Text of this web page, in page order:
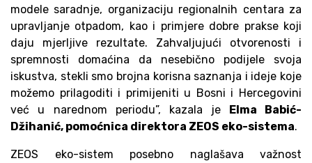
modele saradnje, organizaciju regionalnih centara za
upravljanje otpadom, kao i primjere dobre prakse koji
daju mjerljive rezultate. Zahvaljujući otvorenosti i
spremnosti domaćina da nesebično podijele svoja
iskustva, stekli smo brojna korisna saznanja i ideje koje
možemo prilagoditi i primijeniti u Bosni i Hercegovini
već u narednom periodu”, kazala je Elma Babić-
Džihanić, pomoćnica direktora ZEOS eko-sistema.
ZEOS eko-sistem posebno naglašava važnost